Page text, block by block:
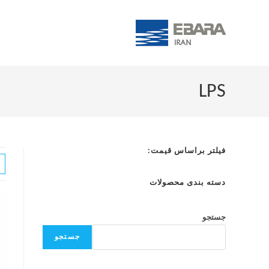
LPS
فیلتر براساس قیمت:
دسته بندی محصولات
جستجو
جستجو